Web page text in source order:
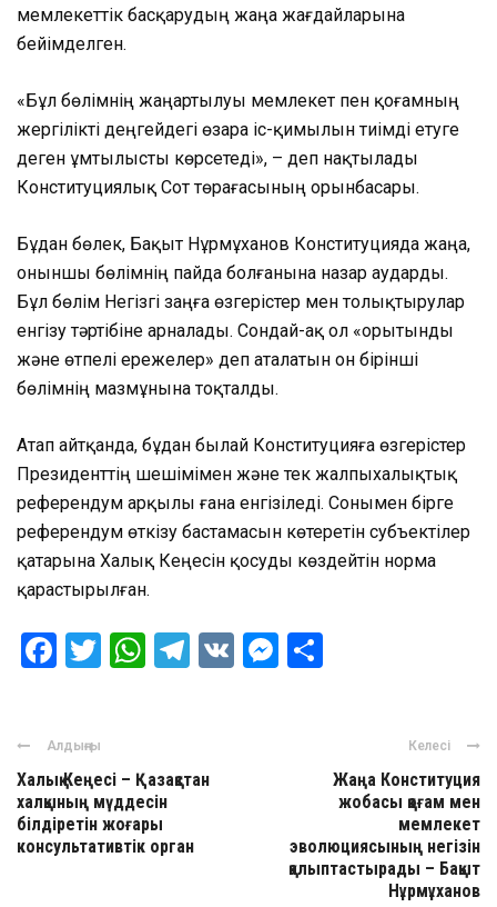
мемлекеттік басқарудың жаңа жағдайларына
бейімделген.
«Бұл бөлімнің жаңартылуы мемлекет пен қоғамның
жергілікті деңгейдегі өзара іс-қимылын тиімді етуге
деген ұмтылысты көрсетеді», – деп нақтылады
Конституциялық Сот төрағасының орынбасары.
Бұдан бөлек, Бақыт Нұрмұханов Конституцияда жаңа,
оныншы бөлімнің пайда болғанына назар аударды.
Бұл бөлім Негізгі заңға өзгерістер мен толықтырулар
енгізу тәртібіне арналады. Сондай-ақ ол «Қорытынды
және өтпелі ережелер» деп аталатын он бірінші
бөлімнің мазмұнына тоқталды.
Атап айтқанда, бұдан былай Конституцияға өзгерістер
Президенттің шешімімен және тек жалпыхалықтық
референдум арқылы ғана енгізіледі. Сонымен бірге
референдум өткізу бастамасын көтеретін субъектілер
қатарына Халық Кеңесін қосуды көздейтін норма
қарастырылған.
Facebook
Twitter
WhatsApp
Telegram
VK Messenger
Алдыңғы
Халық Кеңесі – Қазақстан
халқының мүддесін
білдіретін жоғары
консультативтік орган
Келесі
Жаңа Конституция
жобасы қоғам мен
мемлекет
эволюциясының негізін
қалыптастырады – Бақыт
Нұрмұханов